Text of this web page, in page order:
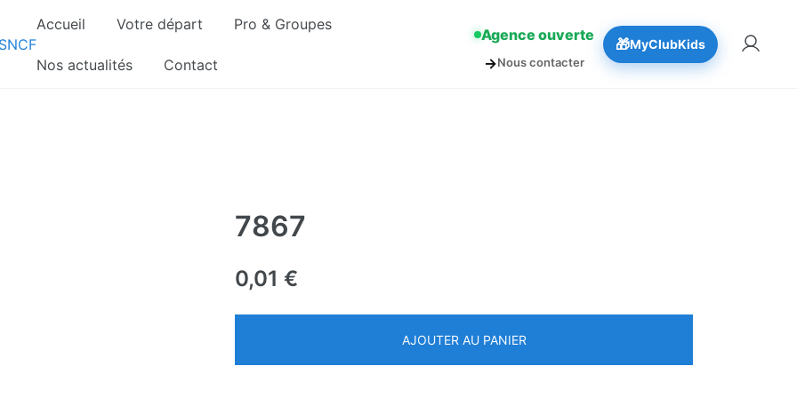
Accueil Votre départ Pro & Groupes
Nos actualités Contact
Agence ouverte
→Nous contacter
🎁MyClubKids
7867
0,01 €
AJOUTER AU PANIER
sont pris d’assaut. Réservez dès maintenant ! 👉 Réserver